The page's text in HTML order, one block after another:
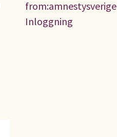
from:amnestysverige
Inloggning